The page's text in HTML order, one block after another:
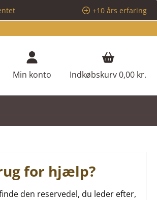
+10 års erfaring
har 0 ønskeliste varer
Min konto Indkøbskurv0,00 kr.
for hjælp?
den reservedel, du leder efter,